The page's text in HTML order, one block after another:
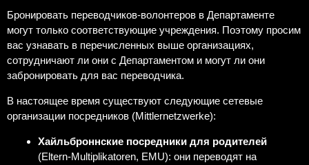
Бронировать переводчиков-волонтеров в Департаменте
могут только соответствующие учреждения. Поэтому просим
вас узнавать в перечисленных выше организациях,
сотрудничают ли они с Департаментом и могут ли они
забронировать для вас переводчика.
В настоящее время существуют следующие сетевые
организации посредников (Mittlernetzwerke):
Хайльброннские посредники для родителей
(Eltern-Multiplikatoren, EMU): они переводят на